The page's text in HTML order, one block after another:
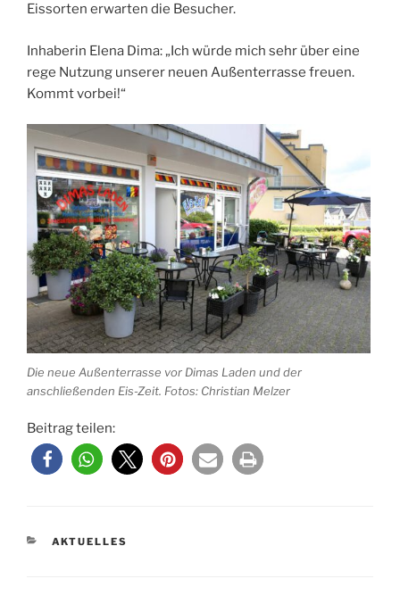
Eissorten erwarten die Besucher.
Inhaberin Elena Dima: „Ich würde mich sehr über eine
rege Nutzung unserer neuen Außenterrasse freuen.
Kommt vorbei!“
Die neue Außenterrasse vor Dimas Laden und der
anschließenden Eis-Zeit. Fotos: Christian Melzer
Beitrag teilen:
KATEGORIEN
AKTUELLES